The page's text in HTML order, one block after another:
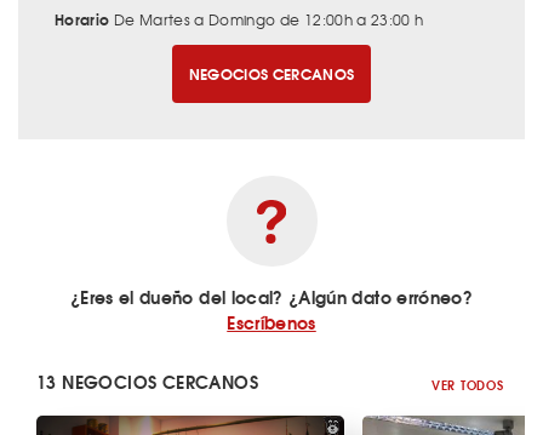
Horario De Martes a Domingo de 12:00h a 23:00 h
NEGOCIOS CERCANOS
¿Eres el dueño del local? ¿Algún dato erróneo?
Escríbenos
13 NEGOCIOS CERCANOS VER TODOS